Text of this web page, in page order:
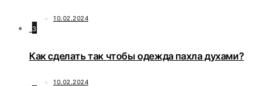
10.02.2024
3
Как сделать так чтобы одежда пахла духами?
10.02.2024